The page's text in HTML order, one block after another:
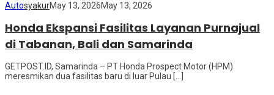
AutosyakurMay 13, 2026May 13, 2026
Honda Ekspansi Fasilitas Layanan Purnajual
di Tabanan, Bali dan Samarinda
GETPOST.ID, Samarinda – PT Honda Prospect Motor (HPM)
meresmikan dua fasilitas baru di luar Pulau […]